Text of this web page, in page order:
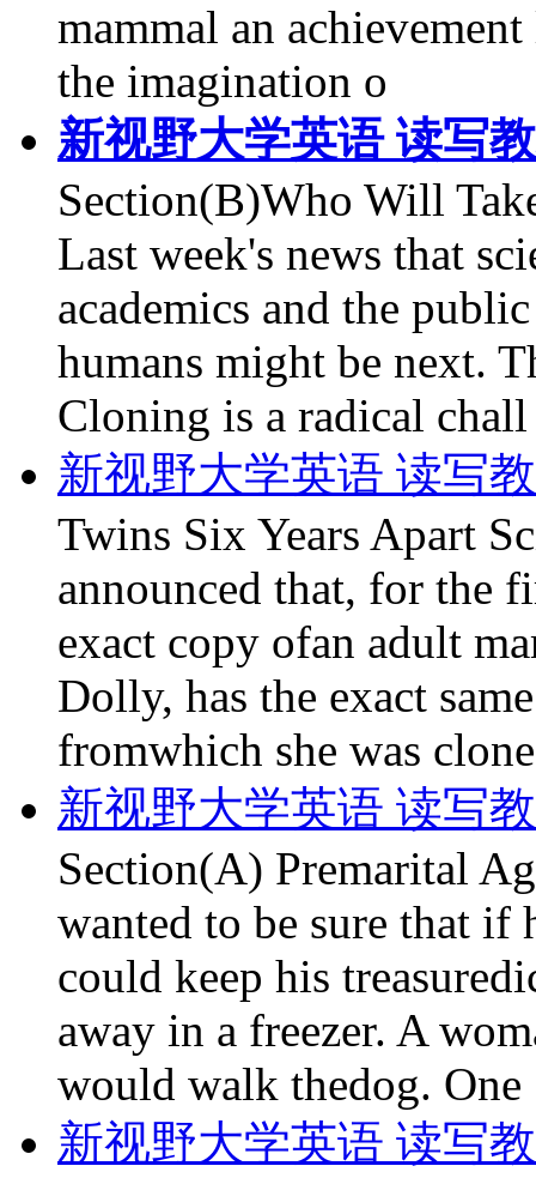
mammal an
the imagination o
新视野大学英语 读写
Section(B)Who Will
Last week's news that
academics and the
humans might be next.
Cloning is a radical chall
新视野大学英语 读写
Twins Six Years Apart
announced that, for the
exact copy ofan adult
Dolly, has the exact
fromwhich she was
新视野大学英语 读写
Section(A) Premarital
wanted to be sure that
could keep his
away in a freezer. A
would walk thedog. One
新视野大学英语 读写